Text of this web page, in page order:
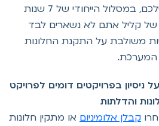
את השקט הנפשי שלכם, במסלול הייחודי של 7 שנות
קליל אתם לא נשארים לבד
משולבת על התקנת החלונות
בפרויקטים דומים לפרויקט
והדלתות
קבלן אלומיניוםאו מתקין חלונות